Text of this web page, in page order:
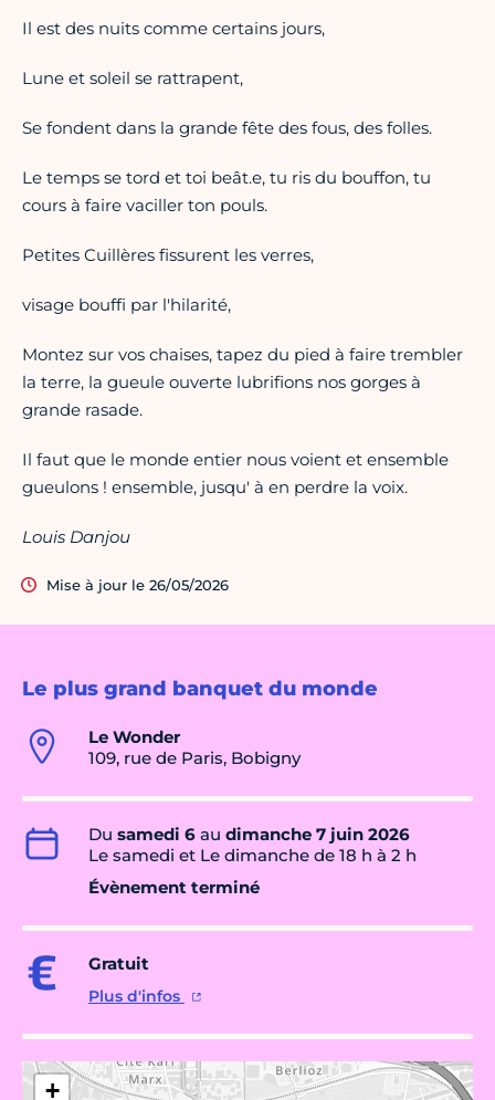
Le plus grand banquet du monde
Le Wonder
109, rue de Paris, Bobigny
Du samedi 6 au dimanche 7 juin 2026
Le samedi et Le dimanche de 18 h à 2 h
Évènement terminé
Gratuit
Plus d'infos
+
Il est des nuits comme certains jours,
Lune et soleil se rattrapent,
Se fondent dans la grande fête des fous, des folles.
Le temps se tord et toi beât.e, tu ris du bouffon, tu
cours à faire vaciller ton pouls.
Petites Cuillères fissurent les verres,
visage bouffi par l'hilarité,
Montez sur vos chaises, tapez du pied à faire trembler
la terre, la gueule ouverte lubrifions nos gorges à
grande rasade.
Il faut que le monde entier nous voient et ensemble
gueulons ! ensemble, jusqu' à en perdre la voix.
Louis Danjou
Mise à jour le 26/05/2026